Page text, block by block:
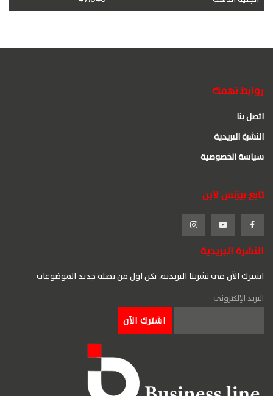
روابط تهمك
اتصل بنا
النشرة البريدية
سياسة الخصوصية
تابع بيزنس لاين
النشرة البريدية
اشترك الآن في نشرتنا البريدية، تكن اول من يصله جديد الموضوعات
البريد الإلكتروني